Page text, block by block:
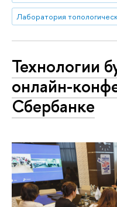
Технологии
онлайн-
Сбербанке